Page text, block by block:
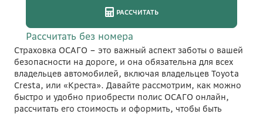
Страховка ОСАГО – это важный аспект заботы о вашей
безопасности на дороге, и она обязательна для всех
владельцев автомобилей, включая владельцев Toyota
Cresta, или «Креста». Давайте рассмотрим, как можно
быстро и удобно приобрести полис ОСАГО онлайн,
рассчитать его стоимость и оформить, чтобы быть